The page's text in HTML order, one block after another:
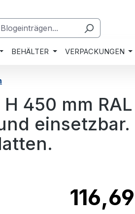
BEHÄLTER VERPACKUNGEN
450 mm
einsetzbar.